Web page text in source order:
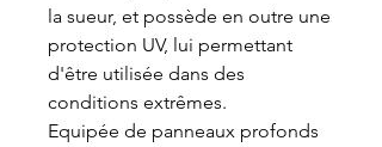
la sueur, et possède en outre une
protection UV, lui permettant
d'être utilisée dans des
conditions extrêmes.
Equipée de panneaux profonds